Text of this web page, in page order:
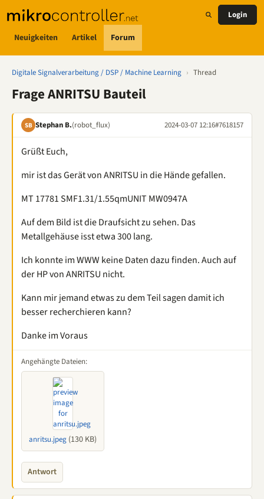
Neuigkeiten Artikel Forum
Login
Digitale Signalverarbeitung / DSP / Machine Learning › Thread
Frage ANRITSU Bauteil
SB Stephan B.(robot_flux) 2024-03-07 12:16#7618157
Grüßt Euch,
mir ist das Gerät von ANRITSU in die Hände gefallen.
MT 17781 SMF1.31/1.55qmUNIT MW0947A
Auf dem Bild ist die Draufsicht zu sehen. Das
Metallgehäuse isst etwa 300 lang.
Ich konnte im WWW keine Daten dazu finden. Auch auf
der HP von ANRITSU nicht.
Kann mir jemand etwas zu dem Teil sagen damit ich
besser recherchieren kann?
Danke im Voraus
Angehängte Dateien:
anritsu.jpeg (130 KB)
Antwort